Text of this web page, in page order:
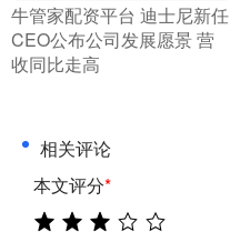
​牛管家配资平台 迪士尼新任
CEO公布公司发展愿景 营
收同比走高
相关评论
本文评分*